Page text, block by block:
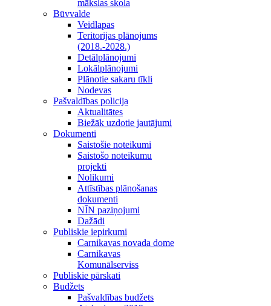
mākslas skola
Būvvalde
Veidlapas
Teritorijas plānojums
(2018.-2028.)
Detālplānojumi
Lokālplānojumi
Plānotie sakaru tīkli
Nodevas
Pašvaldības policija
Aktualitātes
Biežāk uzdotie jautājumi
Dokumenti
Saistošie noteikumi
Saistošo noteikumu
projekti
Nolikumi
Attīstības plānošanas
dokumenti
NĪN paziņojumi
Dažādi
Publiskie iepirkumi
Carnikavas novada dome
Carnikavas
Komunālserviss
Publiskie pārskati
Budžets
Pašvaldības budžets